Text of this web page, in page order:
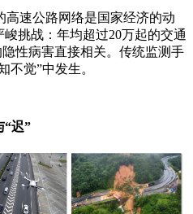
高速公路网络是国家经济的动
挑战：年均超过20万起的交通
性病害直接相关。传统监测手
不觉”中发生。
“迟”